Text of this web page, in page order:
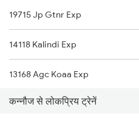
Kanpur to Mandawara Trains
Kanpur to Khammam Trains
Kanpur to Katni Trains
Kanpur to Kishanganj Trains
19715 Jp Gtnr Exp
14118 Kalindi Exp
13168 Agc Koaa Exp
15084 Fbd Cpr Express
कन्नौज से लोकप्रिय ट्रेनें